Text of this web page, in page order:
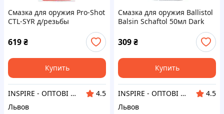
Смазка для оружия Pro-Shot
CTL-SYR д/резьбы
619₴
Купить
INSPIRE - ОПТОВІ ПРОДАЖІ ТА БЕЗГОТІВКА ДЛЯ БІЗНЕСУ
4.5
Львов
Смазка для оружия Ballistol
Balsin Schaftol 50мл Dark
Brown для ухода за деревом
(23150)
309₴
Купить
INSPIRE - ОПТОВІ ПРОДАЖІ ТА БЕЗГОТІВКА ДЛЯ БІЗНЕСУ
4.5
Львов